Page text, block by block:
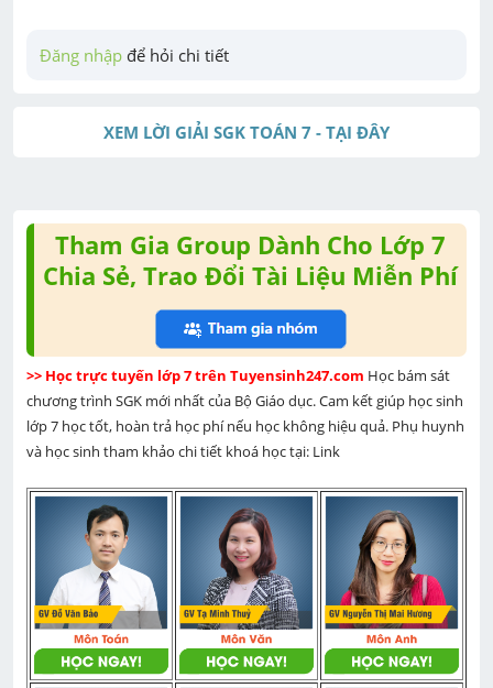
Đăng nhập để hỏi chi tiết
XEM LỜI GIẢI SGK TOÁN 7 - TẠI ĐÂY
Tham Gia Group Dành Cho Lớp 7
Chia Sẻ, Trao Đổi Tài Liệu Miễn Phí
>> Học trực tuyến lớp 7 trên Tuyensinh247.com Học bám sát
chương trình SGK mới nhất của Bộ Giáo dục. Cam kết giúp học sinh
lớp 7 học tốt, hoàn trả học phí nếu học không hiệu quả. Phụ huynh
và học sinh tham khảo chi tiết khoá học tại: Link